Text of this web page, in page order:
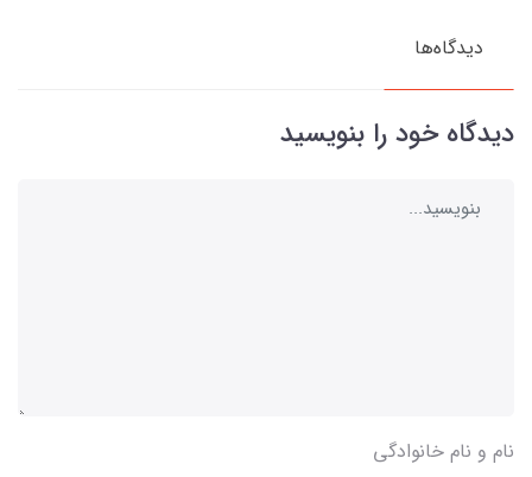
دیدگاه‌ها
دیدگاه خود را بنویسید
نام و نام خانوادگی